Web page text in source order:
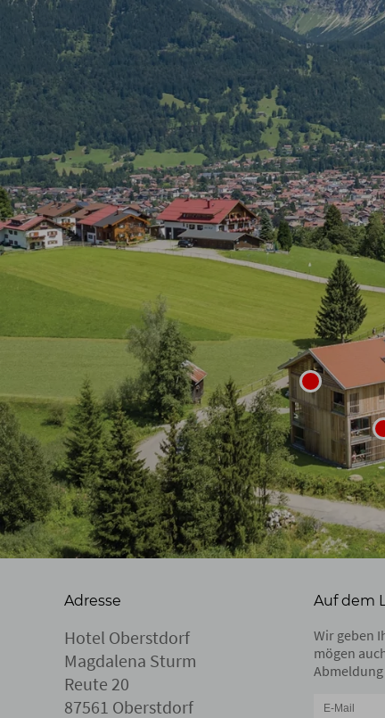
Adresse
Hotel Oberstdorf
Magdalena Sturm
Reute 20
87561 Oberstdorf
Auf dem
Wir geben
mögen